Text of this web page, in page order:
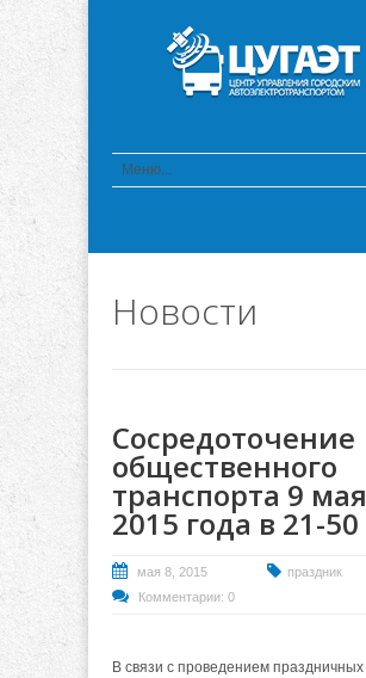
Новости
Сосредоточение
общественного
транспорта 9 мая
2015 года в 21-50
мая 8, 2015
праздник
Комментарии: 0
В связи с проведением праздничных